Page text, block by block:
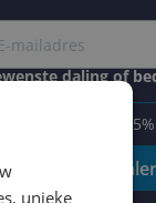
daling of
-15%
unieke